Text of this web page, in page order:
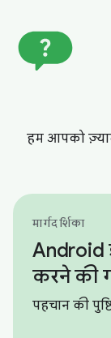
हम आपको
मार्गदर्शिका
Android
करने की
पहचान की